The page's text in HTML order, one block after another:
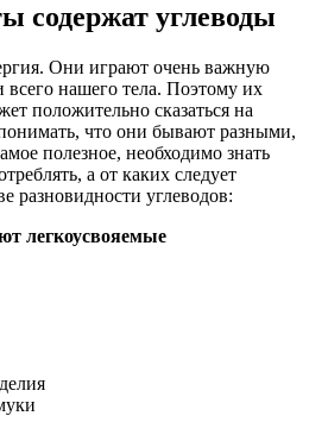
содержат углеводы
Они играют очень важную
нашего тела. Поэтому их
положительно сказаться на
что они бывают разными,
полезное, необходимо знать
а от каких следует
разновидности углеводов:
легкоусвояемые